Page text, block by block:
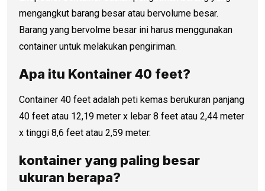
mengangkut barang besar atau bervolume besar.
Barang yang bervolme besar ini harus menggunakan
container untuk melakukan pengiriman.
Apa itu Kontainer 40 feet?
Container 40 feet adalah peti kemas berukuran panjang
40 feet atau 12,19 meter x lebar 8 feet atau 2,44 meter
x tinggi 8,6 feet atau 2,59 meter.
kontainer yang paling besar
ukuran berapa?